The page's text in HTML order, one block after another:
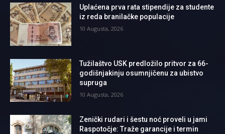
Uplaćena prva rata stipendije za studente
iz reda branilačke populacije
10 Augusta, 2026
Tužilaštvo USK predložilo pritvor za 66-
godišnjakinju osumnjičenu za ubistvo
supruga
10 Augusta, 2026
Zenički rudari i šestu noć proveli u jami
Raspotočje: Traže garancije i termin